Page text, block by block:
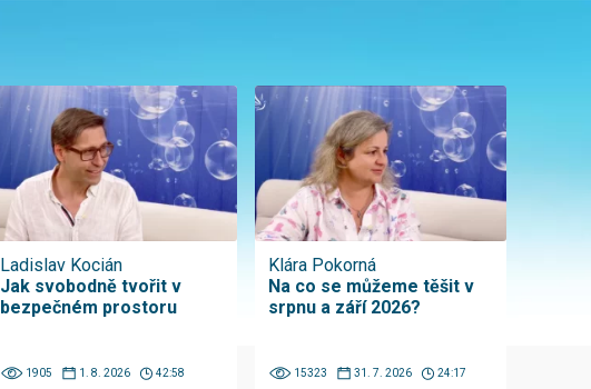
Ladislav Kocián
Jak svobodně tvořit v
bezpečném prostoru
1905 1. 8. 2026 42:58
Klára Pokorná
Na co se můžeme těšit v
srpnu a září 2026?
15323 31. 7. 2026 24:17